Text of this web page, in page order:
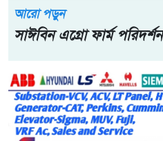
আরো পড়ুন
সাঈবিন এগ্রো ফার্ম পরিদর্শন